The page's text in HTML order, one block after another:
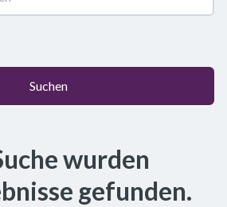
Suchen
wurden
gefunden.